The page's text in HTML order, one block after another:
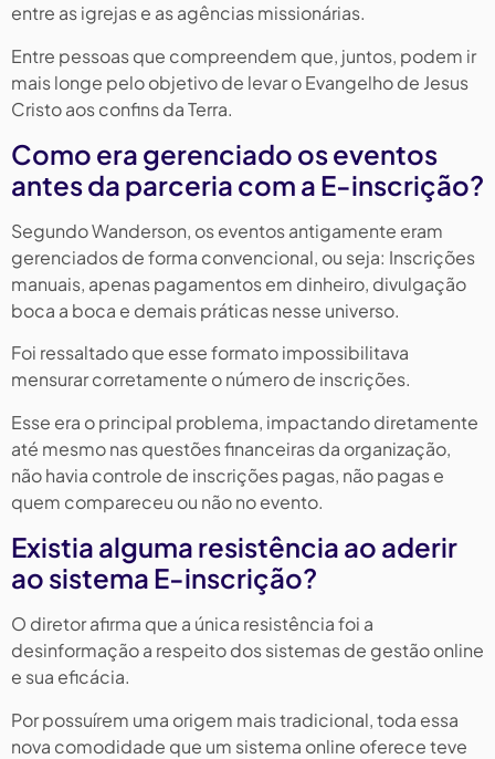
entre as igrejas e as agências missionárias.
Entre pessoas que compreendem que, juntos, podem ir
mais longe pelo objetivo de levar o Evangelho de Jesus
Cristo aos confins da Terra.
Como era gerenciado os eventos
antes da parceria com a E-inscrição?
Segundo Wanderson, os eventos antigamente eram
gerenciados de forma convencional, ou seja: Inscrições
manuais, apenas pagamentos em dinheiro, divulgação
boca a boca e demais práticas nesse universo.
Foi ressaltado que esse formato impossibilitava
mensurar corretamente o número de inscrições.
Esse era o principal problema, impactando diretamente
até mesmo nas questões financeiras da organização,
não havia controle de inscrições pagas, não pagas e
quem compareceu ou não no evento.
Existia alguma resistência ao aderir
ao sistema E-inscrição?
O diretor afirma que a única resistência foi a
desinformação a respeito dos sistemas de gestão online
e sua eficácia.
Por possuírem uma origem mais tradicional, toda essa
nova comodidade que um sistema online oferece teve